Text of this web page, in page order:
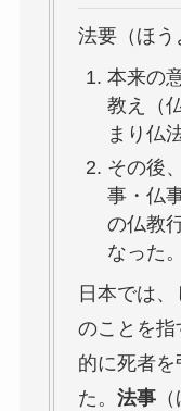
法要（ほう
本来の
教え（
まり仏
その後
事・仏
の仏教
なった。
日本では、
のことを指
的に死者
た。 法事（